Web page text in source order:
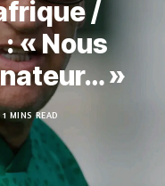
/
« Nous
»
1 MINS READ